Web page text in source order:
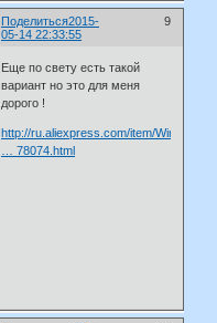
Поделиться 9
2015-
05-14 22:33:55
Еще по свету есть такой
вариант но это для меня
дорого !
http://ru.aliexpress.com/item/Wireless-
… 78074.html